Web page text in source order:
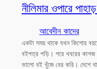
নীলিমার ওপারে
আবেদীন কাদের
একটা সময় থাকে যখন কিশোর
বইপত্র পড়ি। পরে খবরের কাগজ
ভালো বই খুঁজে বের করি। দেশে